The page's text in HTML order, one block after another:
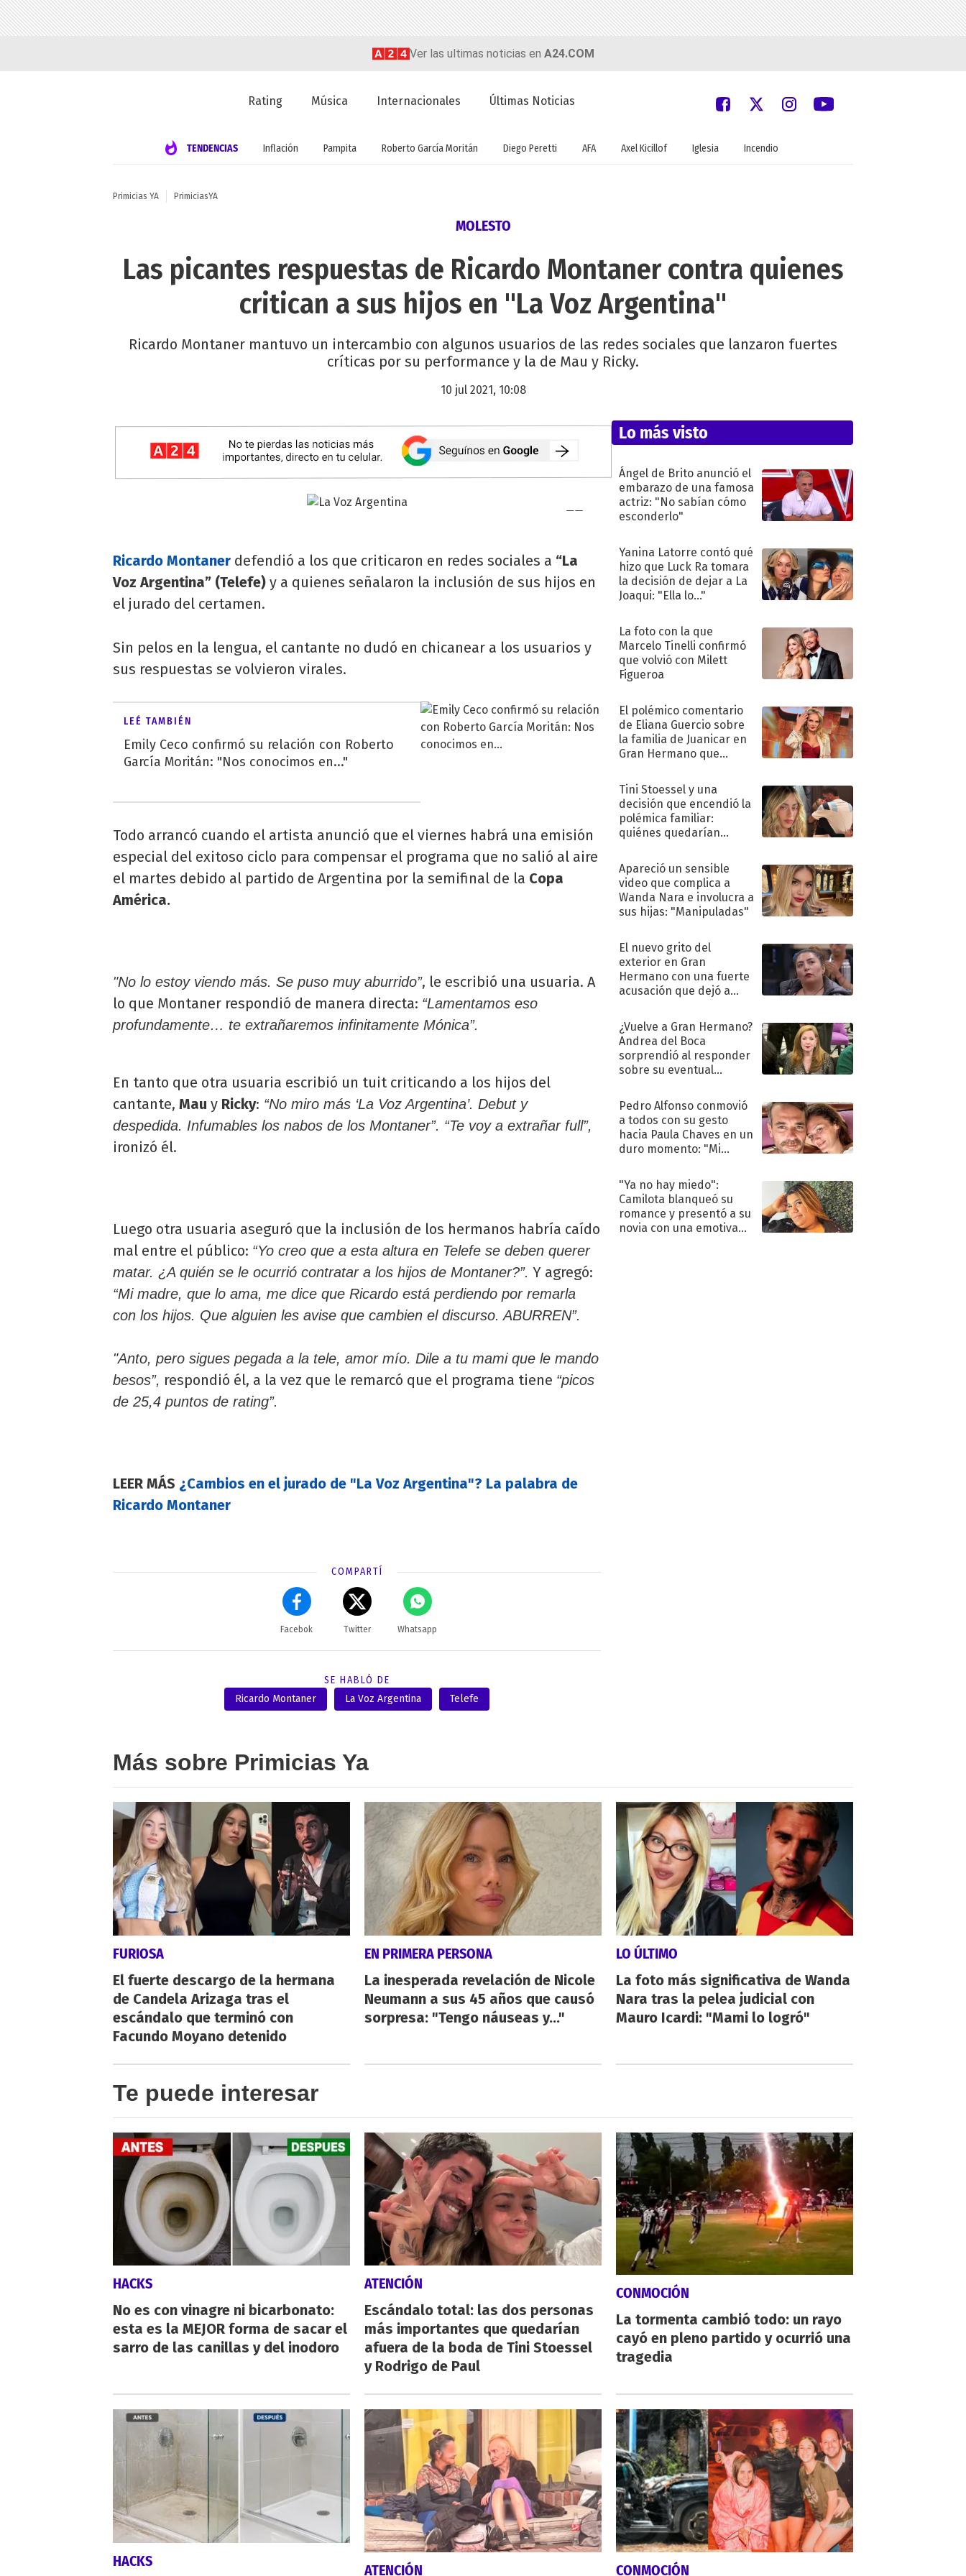
Ver las ultimas noticias en A24.COM
Rating Música Internacionales Últimas Noticias
TENDENCIAS Inflación Pampita Roberto García Moritán Diego Peretti AFA Axel Kicillof Iglesia Incendio
Primicias YA PrimiciasYA
MOLESTO
Las picantes respuestas de Ricardo Montaner contra quienes
critican a sus hijos en "La Voz Argentina"
Ricardo Montaner mantuvo un intercambio con algunos usuarios de las redes sociales que lanzaron fuertes
críticas por su performance y la de Mau y Ricky.
10 jul 2021, 10:08
Ricardo Montaner defendió a los que criticaron en redes sociales a “La
Voz Argentina” (Telefe) y a quienes señalaron la inclusión de sus hijos en
el jurado del certamen.
Sin pelos en la lengua, el cantante no dudó en chicanear a los usuarios y
sus respuestas se volvieron virales.
LEÉ TAMBIÉN
Emily Ceco confirmó su relación con Roberto
García Moritán: "Nos conocimos en..."
Todo arrancó cuando el artista anunció que el viernes habrá una emisión
especial del exitoso ciclo para compensar el programa que no salió al aire
el martes debido al partido de Argentina por la semifinal de la Copa
América.
"No lo estoy viendo más. Se puso muy aburrido”, le escribió una usuaria. A
lo que Montaner respondió de manera directa: “Lamentamos eso
profundamente… te extrañaremos infinitamente Mónica”.
En tanto que otra usuaria escribió un tuit criticando a los hijos del
cantante, Mau y Ricky: “No miro más ‘La Voz Argentina’. Debut y
despedida. Infumables los nabos de los Montaner”. “Te voy a extrañar full”,
ironizó él.
Luego otra usuaria aseguró que la inclusión de los hermanos habría caído
mal entre el público: “Yo creo que a esta altura en Telefe se deben querer
matar. ¿A quién se le ocurrió contratar a los hijos de Montaner?”. Y agregó:
“Mi madre, que lo ama, me dice que Ricardo está perdiendo por remarla
con los hijos. Que alguien les avise que cambien el discurso. ABURREN”.
"Anto, pero sigues pegada a la tele, amor mío. Dile a tu mami que le mando
besos”, respondió él, a la vez que le remarcó que el programa tiene “picos
de 25,4 puntos de rating”.
LEER MÁS ¿Cambios en el jurado de "La Voz Argentina"? La palabra de
Ricardo Montaner
COMPARTÍ
Facebok Twitter Whatsapp
SE HABLÓ DE
Ricardo Montaner
La Voz Argentina Telefe
Lo más visto
Ángel de Brito anunció el
embarazo de una famosa
actriz: "No sabían cómo
esconderlo"
Yanina Latorre contó qué
hizo que Luck Ra tomara
la decisión de dejar a La
Joaqui: "Ella lo..."
La foto con la que
Marcelo Tinelli confirmó
que volvió con Milett
Figueroa
El polémico comentario
de Eliana Guercio sobre
la familia de Juanicar en
Gran Hermano que
Tini Stoessel y una
decisión que encendió la
polémica familiar:
quiénes quedarían
Apareció un sensible
video que complica a
Wanda Nara e involucra a
sus hijas: "Manipuladas"
El nuevo grito del
exterior en Gran
Hermano con una fuerte
acusación que dejó a
"Traidora"
¿Vuelve a Gran Hermano?
Andrea del Boca
sorprendió al responder
sobre su eventual
Pedro Alfonso conmovió
a todos con su gesto
hacia Paula Chaves en un
duro momento: "Mi
terapéutico"
"Ya no hay miedo":
Camilota blanqueó su
romance y presentó a su
novia con una emotiva
Más sobre Primicias Ya
FURIOSA
El fuerte descargo de la hermana
de Candela Arizaga tras el
escándalo que terminó con
Facundo Moyano detenido
EN PRIMERA PERSONA
La inesperada revelación de Nicole
Neumann a sus 45 años que causó
sorpresa: "Tengo náuseas y..."
LO ÚLTIMO
La foto más significativa de Wanda
Nara tras la pelea judicial con
Mauro Icardi: "Mami lo logró"
Te puede interesar
HACKS
No es con vinagre ni bicarbonato:
esta es la MEJOR forma de sacar el
sarro de las canillas y del inodoro
ATENCIÓN
Escándalo total: las dos personas
más importantes que quedarían
afuera de la boda de Tini Stoessel
y Rodrigo de Paul
CONMOCIÓN
La tormenta cambió todo: un rayo
cayó en pleno partido y ocurrió una
tragedia
HACKS
ATENCIÓN CONMOCIÓN